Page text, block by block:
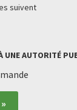
suivent
UNE AUTORITÉ